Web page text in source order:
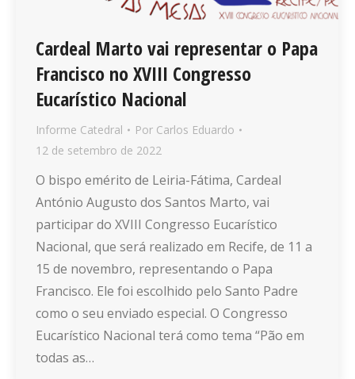
Cardeal Marto vai representar o Papa
Francisco no XVIII Congresso
Eucarístico Nacional
Informe Catedral Por Carlos Eduardo
12 de setembro de 2022
O bispo emérito de Leiria-Fátima, Cardeal
António Augusto dos Santos Marto, vai
participar do XVIII Congresso Eucarístico
Nacional, que será realizado em Recife, de 11 a
15 de novembro, representando o Papa
Francisco. Ele foi escolhido pelo Santo Padre
como o seu enviado especial. O Congresso
Eucarístico Nacional terá como tema “Pão em
todas as…